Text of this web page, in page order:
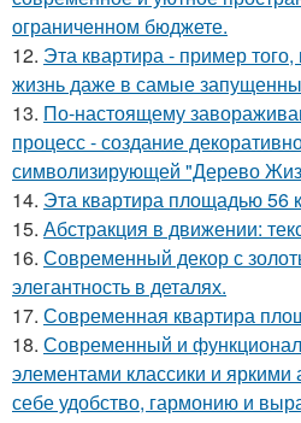
ограниченном бюджете.
12. Эта квартира - пример
жизнь даже в самые
13. По-настоящему
процесс - создание
символизирующей "Дерево
14. Эта квартира площадью 56
15. Абстракция в движении:
16. Современный декор с
элегантность в деталях.
17. Современная квартира
18. Современный и
элементами классики и яркими
себе удобство, гармонию и